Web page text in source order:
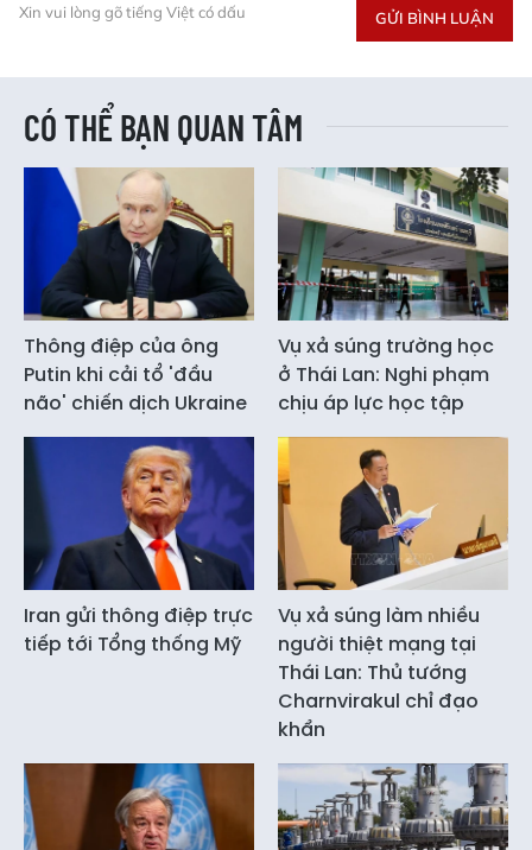
Xin vui lòng gõ tiếng Việt có dấu GỬI BÌNH LUẬN
CÓ THỂ BẠN QUAN TÂM
Thông điệp của ông
Putin khi cải tổ 'đầu
não' chiến dịch Ukraine
Vụ xả súng trường học
ở Thái Lan: Nghi phạm
chịu áp lực học tập
Iran gửi thông điệp trực
tiếp tới Tổng thống Mỹ
Vụ xả súng làm nhiều
người thiệt mạng tại
Thái Lan: Thủ tướng
Charnvirakul chỉ đạo
khẩn